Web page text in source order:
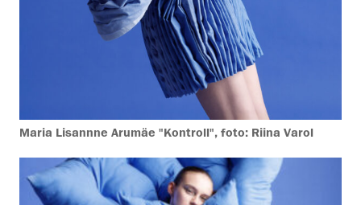
Maria Lisannne Arumäe "Kontroll", foto: Riina Varol